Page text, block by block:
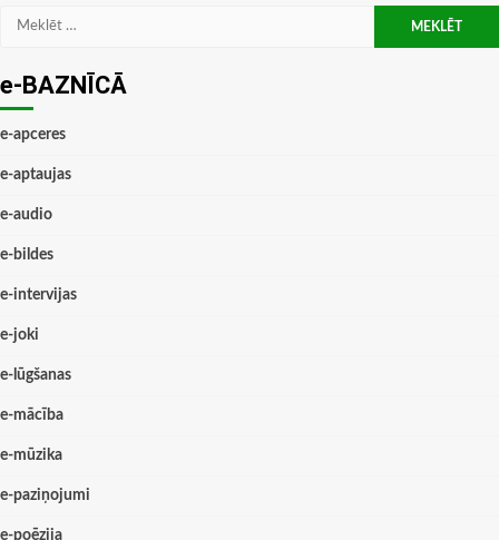
Meklēt:
e-BAZNĪCĀ
e-apceres
e-aptaujas
e-audio
e-bildes
e-intervijas
e-joki
e-lūgšanas
e-mācība
e-mūzika
e-paziņojumi
e-poēzija